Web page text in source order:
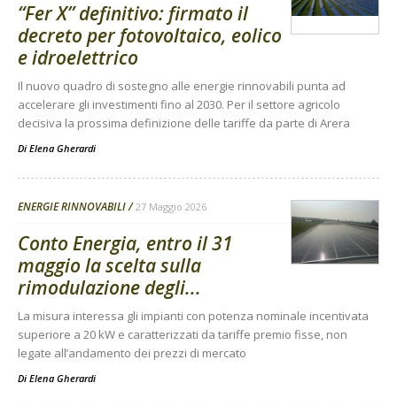
“Fer X” definitivo: firmato il
decreto per fotovoltaico, eolico
e idroelettrico
Il nuovo quadro di sostegno alle energie rinnovabili punta ad
accelerare gli investimenti fino al 2030. Per il settore agricolo
decisiva la prossima definizione delle tariffe da parte di Arera
Di Elena Gherardi
ENERGIE RINNOVABILI 27 Maggio 2026
Conto Energia, entro il 31
maggio la scelta sulla
rimodulazione degli...
La misura interessa gli impianti con potenza nominale incentivata
superiore a 20 kW e caratterizzati da tariffe premio fisse, non
legate all’andamento dei prezzi di mercato
Di Elena Gherardi